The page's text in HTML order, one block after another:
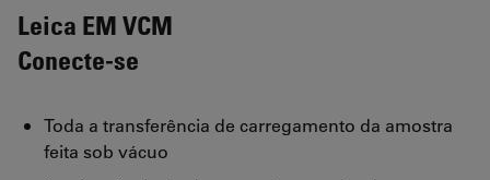
Leica EM VCM
Conecte-se
Toda a transferência de carregamento da amostra
feita sob vácuo